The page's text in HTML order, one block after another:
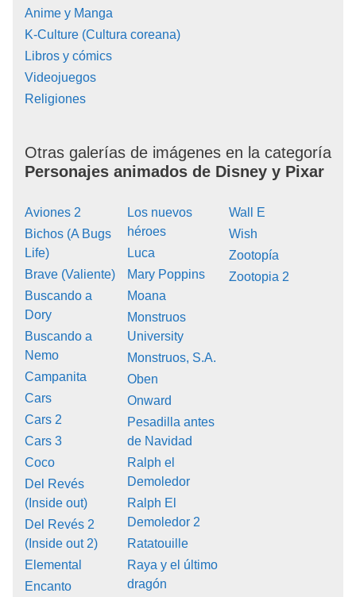
Anime y Manga
K-Culture (Cultura coreana)
Libros y cómics
Videojuegos
Religiones
Otras galerías de imágenes en la categoría
Personajes animados de Disney y Pixar
Aviones 2
Bichos (A Bugs
Life)
Brave (Valiente)
Buscando a
Dory
Buscando a
Nemo
Campanita
Cars
Cars 2
Cars 3
Coco
Del Revés
(Inside out)
Del Revés 2
(Inside out 2)
Elemental
Encanto
Los nuevos
héroes
Luca
Mary Poppins
Moana
Monstruos
University
Monstruos, S.A.
Oben
Onward
Pesadilla antes
de Navidad
Ralph el
Demoledor
Ralph El
Demoledor 2
Ratatouille
Raya y el último
dragón
Wall E
Wish
Zootopía
Zootopia 2